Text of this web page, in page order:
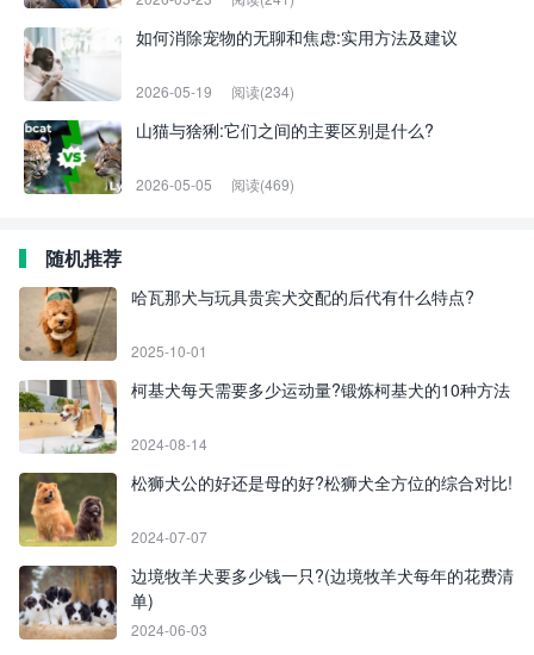
如何消除宠物的无聊和焦虑:实用方法及建议
2026-05-19 阅读(234)
山猫与猞猁:它们之间的主要区别是什么?
2026-05-05 阅读(469)
随机推荐
哈瓦那犬与玩具贵宾犬交配的后代有什么特点?
2025-10-01
柯基犬每天需要多少运动量?锻炼柯基犬的10种方法
2024-08-14
松狮犬公的好还是母的好?松狮犬全方位的综合对比!
2024-07-07
边境牧羊犬要多少钱一只?(边境牧羊犬每年的花费清
单)
2024-06-03